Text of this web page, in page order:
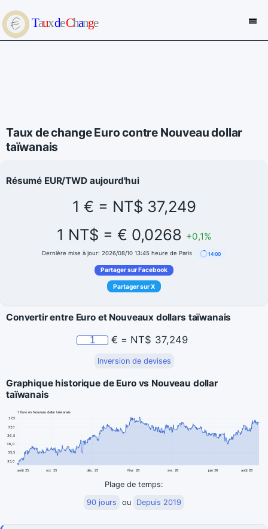
Taux de change Euro contre Nouveau dollar
taïwanais
Résumé EUR/TWD aujourd'hui
1 € = NT$ 37,249
1 NT$ = € 0,0268 +0,1%
Dernière mise à jour: 2026/08/10 13:45 heure de Paris 14:00
Partager sur Facebook
Partager sur X
Convertir entre Euro et Nouveaux dollars taïwanais
€ = NT$ 37,249
Inversion de devises
Graphique historique de Euro vs Nouveau dollar
taïwanais
35,0
35,5
36,0
36,5
37,0
37,5
août 25 oct. 25 déc. 25 févr. 26 avr. 26 juin 26 août 26
1 Euro en Nouveau dollar taïwanais
Plage de temps:
90 jours
ou Depuis 2019